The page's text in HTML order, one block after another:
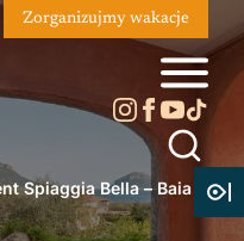
Zorganizujmy wakacje
Spiaggia Bella – Baia